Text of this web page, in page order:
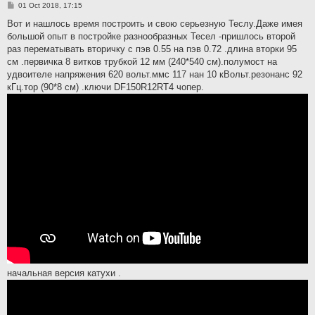
P
s
01 Oct 2018, 17:15
Вот и нашлось время построить и свою серьезную Теслу.Даже имея
большой опыт в постройке разнообразных Тесел -пришлось второй
раз перематывать вторичку с пэв 0.55 на пэв 0.72 .длина вторки 95
см .первичка 8 витков трубкой 12 мм (240*540 см).полумост на
удвоителе напряжения 620 вольт.ммс 117 нан 10 кВольт.резонанс 92
кГц.тор (90*8 см) .ключи DF150R12RT4 чопер.
начальная версия катухи .